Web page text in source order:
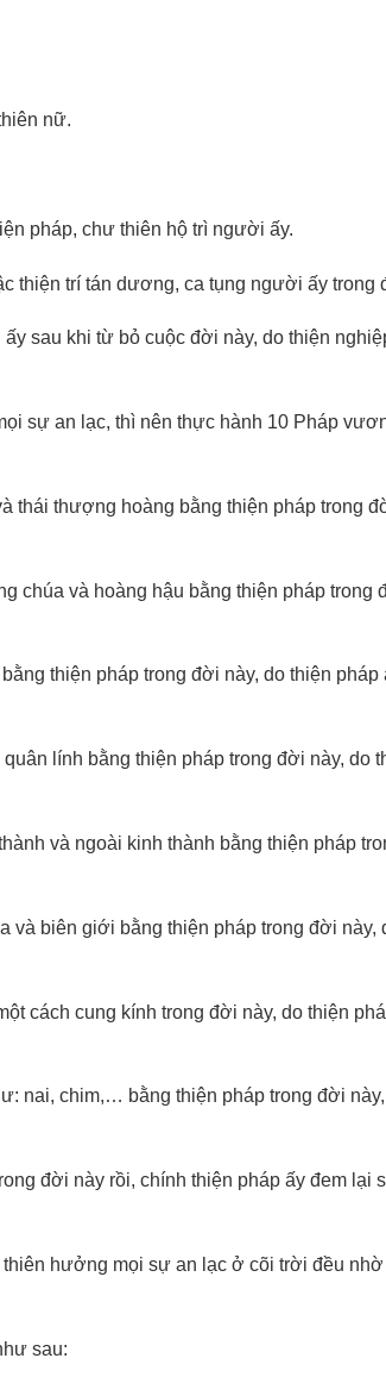
nữ.
pháp, chư thiên hộ trì người ấy.
thiện trí tán dương, ca tụng người ấy trong
sau khi từ bỏ cuộc đời này, do thiện
sự an lạc, thì nên thực hành 10 Pháp
thái thượng hoàng bằng thiện pháp trong
chúa và hoàng hậu bằng thiện pháp trong
thiện pháp trong đời này, do thiện pháp
lính bằng thiện pháp trong đời này, do
và ngoài kinh thành bằng thiện pháp
biên giới bằng thiện pháp trong đời này,
cách cung kính trong đời này, do thiện
nai, chim,… bằng thiện pháp trong đời
đời này rồi, chính thiện pháp ấy đem lại
hưởng mọi sự an lạc ở cõi trời đều nhờ
sau: